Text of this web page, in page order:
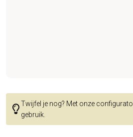
Twijfel je nog? Met onze
gebruik.